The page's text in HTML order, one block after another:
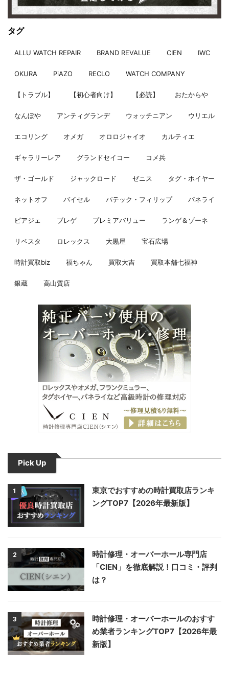
タグ
ALLU WATCH REPAIR BRAND REVALUE CIEN IWC
OKURA PiAZO RECLO WATCH COMPANY
【トラブル】 【初心者向け】 【必読】 おたからや
なんぼや アンティグランデ ウォッチニアン ウリエル
エコリング オメガ オロロジャイオ カルティエ
ギャラリーレア グランドセイコー コメ兵
ザ・ゴールド ジャックロード ゼニス タグ・ホイヤー
ネットオフ バイセル パテック・フィリップ パネライ
ピアジェ ブレゲ プレミアバリュー ランゲ＆ゾーネ
リペスタ ロレックス 大黒屋 宝石広場
時計買取biz 福ちゃん 買取大吉 買取本舗七福神
銀蔵 高山質店
Pick Up
1
東京でおすすめの時計買取店ランキ
ングTOP7【2026年最新版】
2
時計修理・オーバーホール専門店
「CIEN」を徹底解説！口コミ・評判
は？
3
時計修理・オーバーホールのおすす
め業者ランキングTOP7【2026年最
新版】